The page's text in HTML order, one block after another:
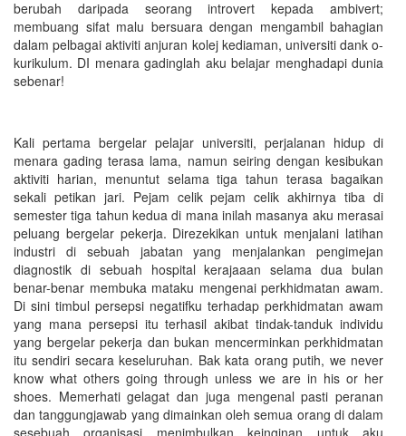
berubah daripada seorang introvert kepada ambivert;
membuang sifat malu bersuara dengan mengambil bahagian
dalam pelbagai aktiviti anjuran kolej kediaman, universiti dank o-
kurikulum. DI menara gadinglah aku belajar menghadapi dunia
sebenar!
Kali pertama bergelar pelajar universiti, perjalanan hidup di
menara gading terasa lama, namun seiring dengan kesibukan
aktiviti harian, menuntut selama tiga tahun terasa bagaikan
sekali petikan jari. Pejam celik pejam celik akhirnya tiba di
semester tiga tahun kedua di mana inilah masanya aku merasai
peluang bergelar pekerja. Direzekikan untuk menjalani latihan
industri di sebuah jabatan yang menjalankan pengimejan
diagnostik di sebuah hospital kerajaaan selama dua bulan
benar-benar membuka mataku mengenai perkhidmatan awam.
Di sini timbul persepsi negatifku terhadap perkhidmatan awam
yang mana persepsi itu terhasil akibat tindak-tanduk individu
yang bergelar pekerja dan bukan mencerminkan perkhidmatan
itu sendiri secara keseluruhan. Bak kata orang putih, we never
know what others going through unless we are in his or her
shoes. Memerhati gelagat dan juga mengenal pasti peranan
dan tanggungjawab yang dimainkan oleh semua orang di dalam
sesebuah organisasi menimbulkan keinginan untuk aku